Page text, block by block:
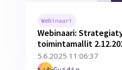
Webinaari
Webinaari:
toimintamallit
5.6.2025 11:06:37